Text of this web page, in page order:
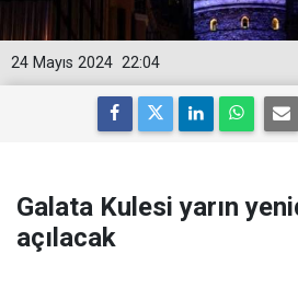
22:04
24 Mayıs 2024
Galata Kulesi yarın
açılacak